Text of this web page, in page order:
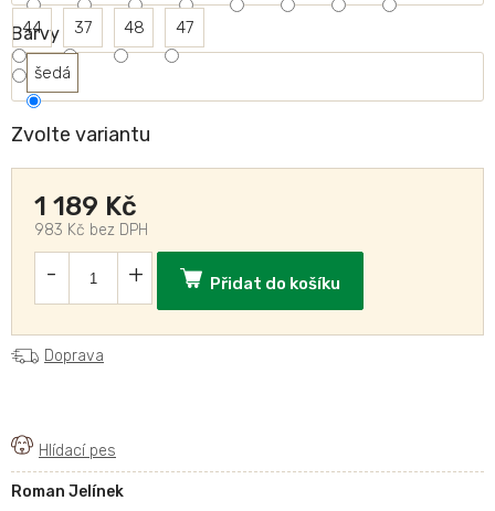
Zvolte variantu
44 37 48 47
Barvy
šedá
1 189 Kč
983 Kč bez DPH
Přidat do košíku
Roman Jelínek
Doprava